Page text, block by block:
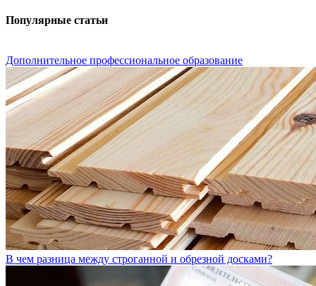
Популярные статьи
Дополнительное профессиональное образование
В чем разница между строганной и обрезной досками?